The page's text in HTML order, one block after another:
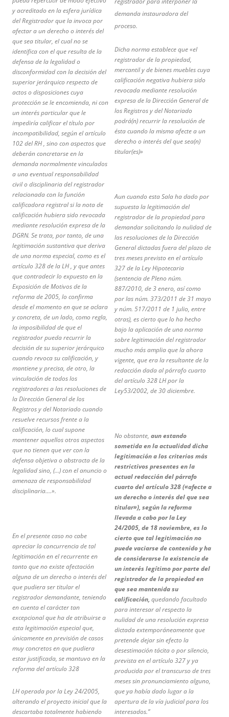
y acreditado en la esfera jurídica
del Registrador que la invoca por
afectar a un derecho o interés del
que sea titular, el cual no se
identifica con el que resulta de la
defensa de la legalidad o
disconformidad con la decisión del
superior jerárquico respecto de
actos o disposiciones cuya
protección se le encomienda, ni con
un interés particular que le
impediría calificar el título por
incompatibilidad, según el artículo
102 del RH , sino con aspectos que
deberán concretarse en la
demanda normalmente vinculados
a una eventual responsabilidad
civil o disciplinaria del registrador
relacionada con la función
calificadora registral si la nota de
calificación hubiera sido revocada
mediante resolución expresa de la
DGRN. Se trata, por tanto, de una
legitimación sustantiva que deriva
de una norma especial, como es el
artículo 328 de la LH , y que antes
que contradecir lo expuesto en la
Exposición de Motivos de la
reforma de 2005, lo confirma
desde el momento en que se aclara
y concreta, de un lado, como regla,
la imposibilidad de que el
registrador pueda recurrir la
decisión de su superior jerárquico
cuando revoca su calificación, y
mantiene y precisa, de otro, la
vinculación de todos los
registradores a las resoluciones de
la Dirección General de los
Registros y del Notariado cuando
resuelve recursos frente a la
calificación, lo cual supone
mantener aquellos otros aspectos
que no tienen que ver con la
defensa objetiva o abstracta de la
legalidad sino, (…) con el anuncio o
amenaza de responsabilidad
disciplinaria….».
En el presente caso no cabe
apreciar la concurrencia de tal
legitimación en el recurrente en
tanto que no existe afectación
alguna de un derecho o interés del
que pudiera ser titular el
registrador demandante, teniendo
en cuenta el carácter tan
excepcional que ha de atribuirse a
esta legitimación especial que,
únicamente en previsión de casos
muy concretos en que pudiera
estar justificada, se mantuvo en la
reforma del artículo 328
LH operada por la Ley 24/2005,
alterando el proyecto inicial que la
descartaba totalmente habiendo
demanda instauradora del
proceso.
Dicha norma establece que «el
registrador de la propiedad,
mercantil y de bienes muebles cuya
calificación negativa hubiera sido
revocada mediante resolución
expresa de la Dirección General de
los Registros y del Notariado
podrá(n) recurrir la resolución de
ésta cuando la misma afecte a un
derecho o interés del que sea(n)
titular(es)»
Aun cuando esta Sala ha dado por
supuesta la legitimación del
registrador de la propiedad para
demandar solicitando la nulidad de
las resoluciones de la Dirección
General dictadas fuera del plazo de
tres meses previsto en el artículo
327 de la Ley Hipotecaria
(sentencia de Pleno núm.
887/2010, de 3 enero, así como
por las núm. 373/2011 de 31 mayo
y núm. 517/2011 de 1 julio, entre
otras), es cierto que lo ha hecho
bajo la aplicación de una norma
sobre legitimación del registrador
mucho más amplia que la ahora
vigente, que era la resultante de la
redacción dada al párrafo cuarto
del artículo 328 LH por la
Ley53/2002, de 30 diciembre.
No obstante, aun estando
sometida en la actualidad dicha
legitimación a los criterios más
restrictivos presentes en la
actual redacción del párrafo
cuarto del artículo 328 («afecte a
un derecho o interés del que sea
titular»), según la reforma
llevada a cabo por la Ley
24/2005, de 18 noviembre, es lo
cierto que tal legitimación no
puede vaciarse de contenido y ha
de considerarse la existencia de
un interés legítimo por parte del
registrador de la propiedad en
que sea mantenida su
calificación, quedando facultado
para interesar al respecto la
nulidad de una resolución expresa
dictada extemporáneamente que
pretende dejar sin efecto la
desestimación tácita o por silencio,
prevista en el artículo 327 y ya
producida por el transcurso de tres
meses sin pronunciamiento alguno,
que ya había dado lugar a la
apertura de la vía judicial para los
interesados.”